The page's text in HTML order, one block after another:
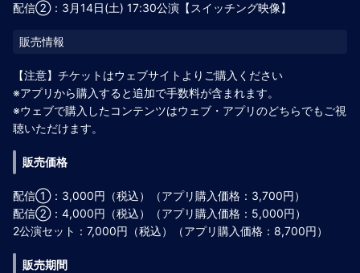
配信②：3月14日(土) 17:30公演【スイッチング映像】
【注意】チケットはウェブサイトよりご購入ください
※アプリから購入すると追加で手数料が含まれます。
※ウェブで購入したコンテンツはウェブ・アプリのどちらでもご視
聴いただけます。
販売価格
配信①：3,000円（税込）（アプリ購入価格：3,700円）
配信②：4,000円（税込）（アプリ購入価格：5,000円）
2公演セット：7,000円（税込）（アプリ購入価格：8,700円）
販売期間